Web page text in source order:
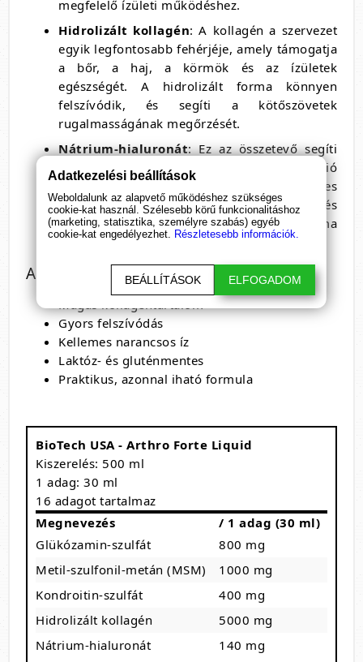
megfelelő ízületi működéshez.
Hidrolizált kollagén: A kollagén a szervezet
egyik legfontosabb fehérjéje, amely támogatja
a bőr, a haj, a körmök és az ízületek
egészségét. A hidrolizált forma könnyen
felszívódik, és segíti a kötőszövetek
rugalmasságának megőrzését.
Nátrium-hialuronát: Ez az összetevő segíti
az ízületek kenését és a hidratáció
fenntartását. A hialuronsav természetes
módon megtalálható az ízületi folyadékban, és
fontos szerepet játszik az ízületek sima
működésében.
Az Arthro Forte Liquid előnyei
Magas kollagéntartalom
Gyors felszívódás
Kellemes narancsos íz
Laktóz- és gluténmentes
Praktikus, azonnal iható formula
BioTech USA - Arthro Forte Liquid
Kiszerelés: 500 ml
1 adag: 30 ml
16 adagot tartalmaz
Megnevezés
/ 1 adag (30 ml)
Glükózamin-szulfát
800 mg
Metil-szulfonil-metán (MSM)
1000 mg
Kondroitin-szulfát
400 mg
Hidrolizált kollagén
5000 mg
Nátrium-hialuronát
140 mg
Adatkezelési beállítások
Weboldalunk az alapvető működéshez szükséges
cookie-kat használ. Szélesebb körű funkcionalitáshoz
(marketing, statisztika, személyre szabás) egyéb
cookie-kat engedélyezhet. Részletesebb információk.
BEÁLLÍTÁSOK ELFOGADOM